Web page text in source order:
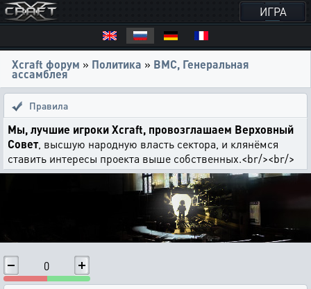
ИГРА
Xcraft форум » Политика » ВМС, Генеральная
ассамблея
Правила
Мы, лучшие игроки Xcraft, провозглашаем Верховный
Совет, высшую народную власть сектора, и клянёмся
ставить интересы проекта выше собственных.<br/><br/>
0